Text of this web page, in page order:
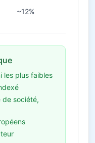
~12%
les plus faibles
de société,